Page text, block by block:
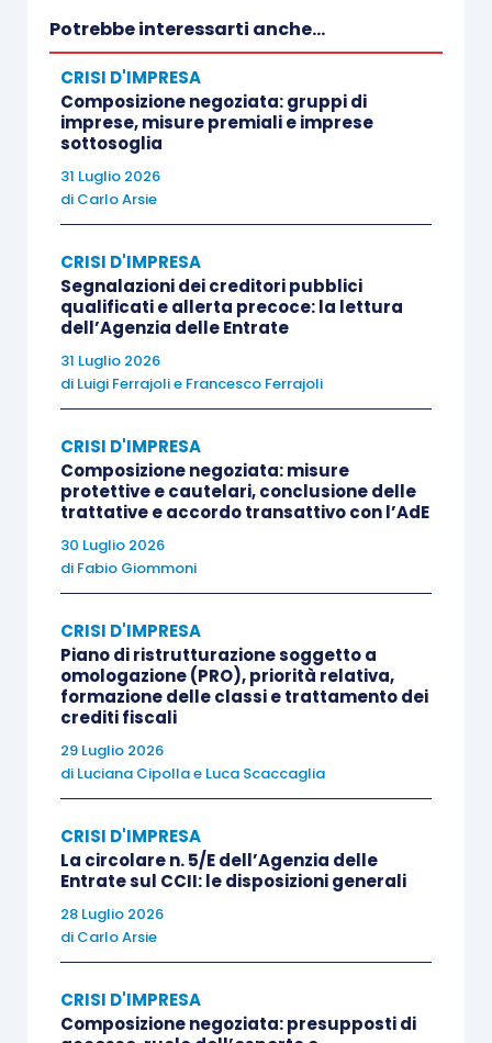
LaL. 3/2012prevede ancheun’altra procedura di
composizione,che però è
riservata al solo
“consumatore”,ossia a quel debitore persona
fisica che abbia assunto obbligazioni
esclusivamente per scopi estranei all’attività
svolta: si tratta del
all’articolo 7, comma 1bis, L. 3/2012.
all’accordo di ristrutturazione, differisce
sostanzialmente da questo perchénon è
sottoposto al voto dei creditori ma
esclusivamente al vaglio del Giudice.
organo valutata anchel’eventuale meritevolezza
del sovraindebitato (
grazie allarelazione particolareggiata
questo caso, è richiesta all’organismo di
composizione della crisi da sovraindebitamento
articolo 9, comma 3-bis, L. 3/2012), e decide se
omologare o meno l’accordo.
In sostanza, nella L. 3/2012 , il
sovraindebitato può decidere quale strada
seguire tra le due descritte: l’accordo di
ristrutturazione da sottoporre al voto dei
creditori, ma senza alcun sindacato sulla sua
meritevolezza, oppure il piano del
raccogliere le adesioni necessarie ma
sottoponendosi ad una verifica di
Potrebbe interessarti anche...
CRISI D'IMPRESA
Composizione negoziata: gruppi di
imprese, misure premiali e imprese
sottosoglia
31 Luglio 2026
di Carlo Arsie
CRISI D'IMPRESA
Segnalazioni dei creditori pubblici
qualificati e allerta precoce: la lettura
dell’Agenzia delle Entrate
31 Luglio 2026
di Luigi Ferrajolie Francesco Ferrajoli
CRISI D'IMPRESA
Composizione negoziata: misure
protettive e cautelari, conclusione delle
trattative e accordo transattivo con l’AdE
30 Luglio 2026
di Fabio Giommoni
CRISI D'IMPRESA
Piano di ristrutturazione soggetto a
omologazione (PRO), priorità relativa,
formazione delle classi e trattamento dei
crediti fiscali
29 Luglio 2026
di Luciana Cipollae Luca Scaccaglia
CRISI D'IMPRESA
La circolare n. 5/E dell’Agenzia delle
Entrate sul CCII: le disposizioni generali
28 Luglio 2026
di Carlo Arsie
CRISI D'IMPRESA
Composizione negoziata: presupposti di